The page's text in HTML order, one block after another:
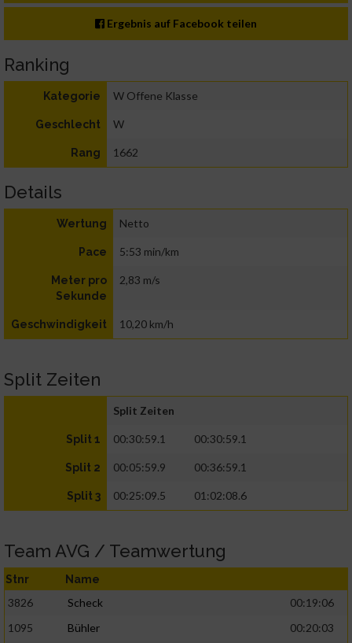
Ergebnis auf Facebook teilen
Ranking
Kategorie W Offene Klasse
Geschlecht W
Rang 1662
Details
Wertung Netto
Pace 5:53 min/km
Meter pro
Sekunde
2,83 m/s
Geschwindigkeit 10,20 km/h
Split Zeiten
Split Zeiten
Split 1 00:30:59.1 00:30:59.1
Split 2 00:05:59.9 00:36:59.1
Split 3 00:25:09.5 01:02:08.6
Team AVG / Teamwertung
Stnr Name
3826 Scheck
00:19:06
1095
Bühler
00:20:03